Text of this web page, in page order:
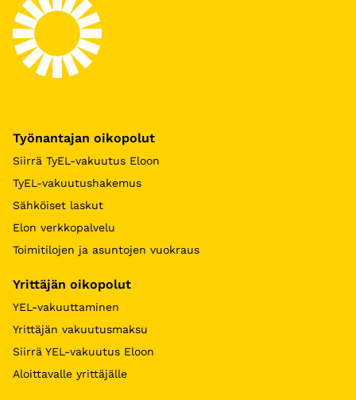
Työnantajan oikopolut
Siirrä TyEL-vakuutus Eloon
TyEL-vakuutushakemus
Sähköiset laskut
Elon verkkopalvelu
Toimitilojen ja asuntojen vuokraus
Yrittäjän oikopolut
YEL-vakuuttaminen
Yrittäjän vakuutusmaksu
Siirrä YEL-vakuutus Eloon
Aloittavalle yrittäjälle